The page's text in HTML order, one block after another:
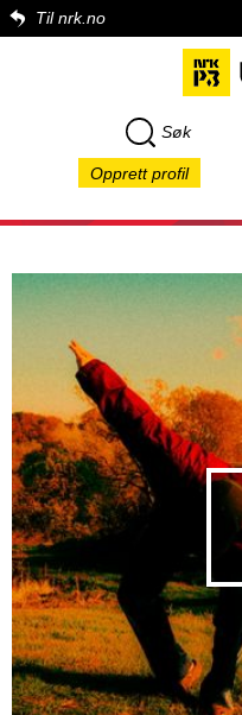
Til nrk.no
Søk
Opprett profil